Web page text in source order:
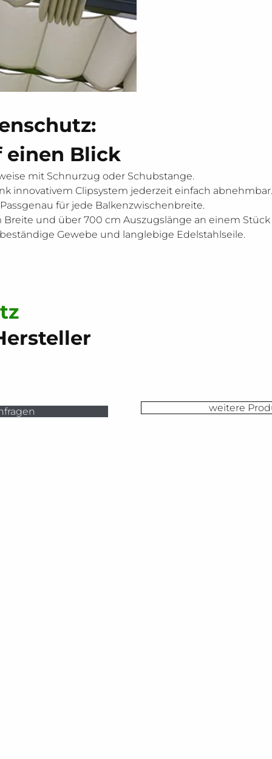
einen Blick
mit Schnurzug oder Schubstange.
innovativem Clipsystem jederzeit einfach abnehmbar.
Passgenau für jede Balkenzwischenbreite.
Breite und über 700 cm Auszugslänge an einem
Gewebe und langlebige Edelstahlseile.
weitere